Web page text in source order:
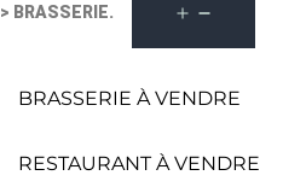
> BRASSERIE.
BRASSERIE À VENDRE
RESTAURANT À VENDRE